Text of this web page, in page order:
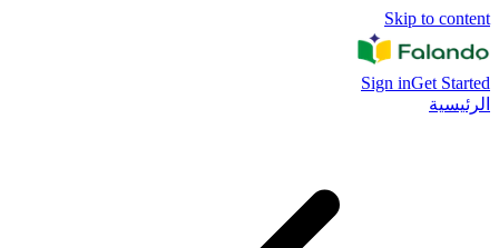
Skip to content
Sign inGet Started
الرئيسية